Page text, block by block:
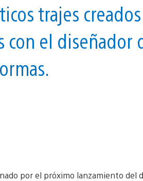
trajes
con el diseñador
por el próximo lanzamiento del